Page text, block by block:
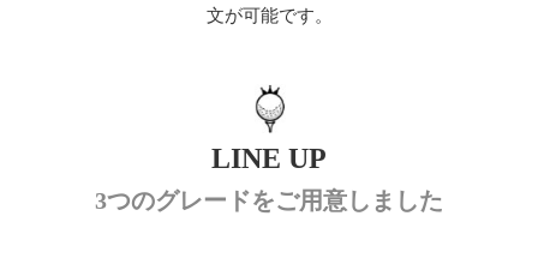
文が可能です。
LINE UP
3つのグレードをご用意しました